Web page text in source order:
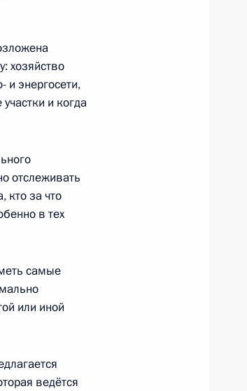
хозяйство
и энергосети,
и когда
отслеживать
кто за что
в тех
самые
или иной
ведётся